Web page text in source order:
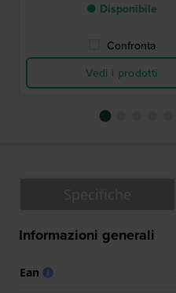
● Disponibile
Confronta
Vedi i prodotti
Informazioni generali
Ean